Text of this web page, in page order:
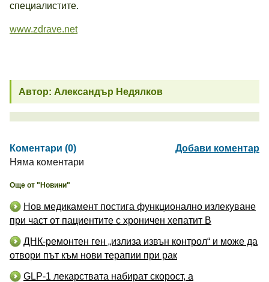
специалистите.
www.zdrave.net
Автор: Александър Недялков
Коментари (0)
Добави коментар
Няма коментари
Още от "Новини"
Нов медикамент постига функционално излекуване
при част от пациентите с хроничен хепатит B
ДНК-ремонтен ген „излиза извън контрол“ и може да
отвори път към нови терапии при рак
GLP-1 лекарствата набират скорост, а